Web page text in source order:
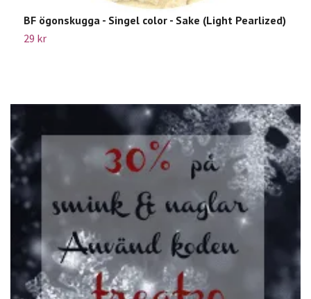
BF ögonskugga - Singel color - Sake (Light Pearlized)
29 kr